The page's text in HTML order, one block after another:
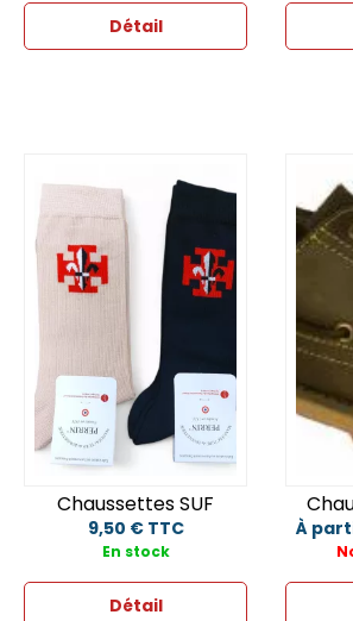
Détail
Chaussettes SUF
9,50 € TTC
En stock
Détail
À